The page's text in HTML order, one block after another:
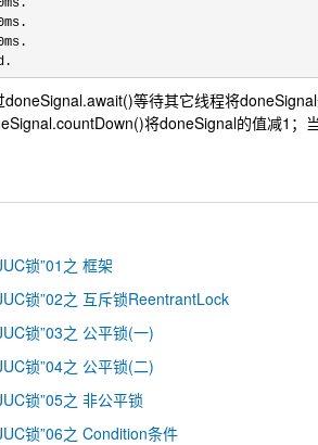
doneSignal.await()等待其它线程将
将doneSignal的值减1；
锁”01之 框架
锁”02之 互斥锁ReentrantLock
锁”03之 公平锁(一)
锁”04之 公平锁(二)
锁”05之 非公平锁
锁”06之 Condition条件